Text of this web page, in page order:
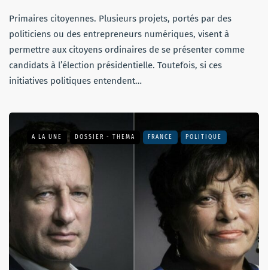
Primaires citoyennes. Plusieurs projets, portés par des
politiciens ou des entrepreneurs numériques, visent à
permettre aux citoyens ordinaires de se présenter comme
candidats à l’élection présidentielle. Toutefois, si ces
initiatives politiques entendent…
A LA UNE DOSSIER - THEMA FRANCE POLITIQUE